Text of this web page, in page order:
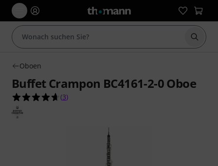
Suche
Oboen
Buffet Crampon BC4161-2-0 Oboe
4.7 von 5 Sternen aus 3 Kundenbewertungen
(3)